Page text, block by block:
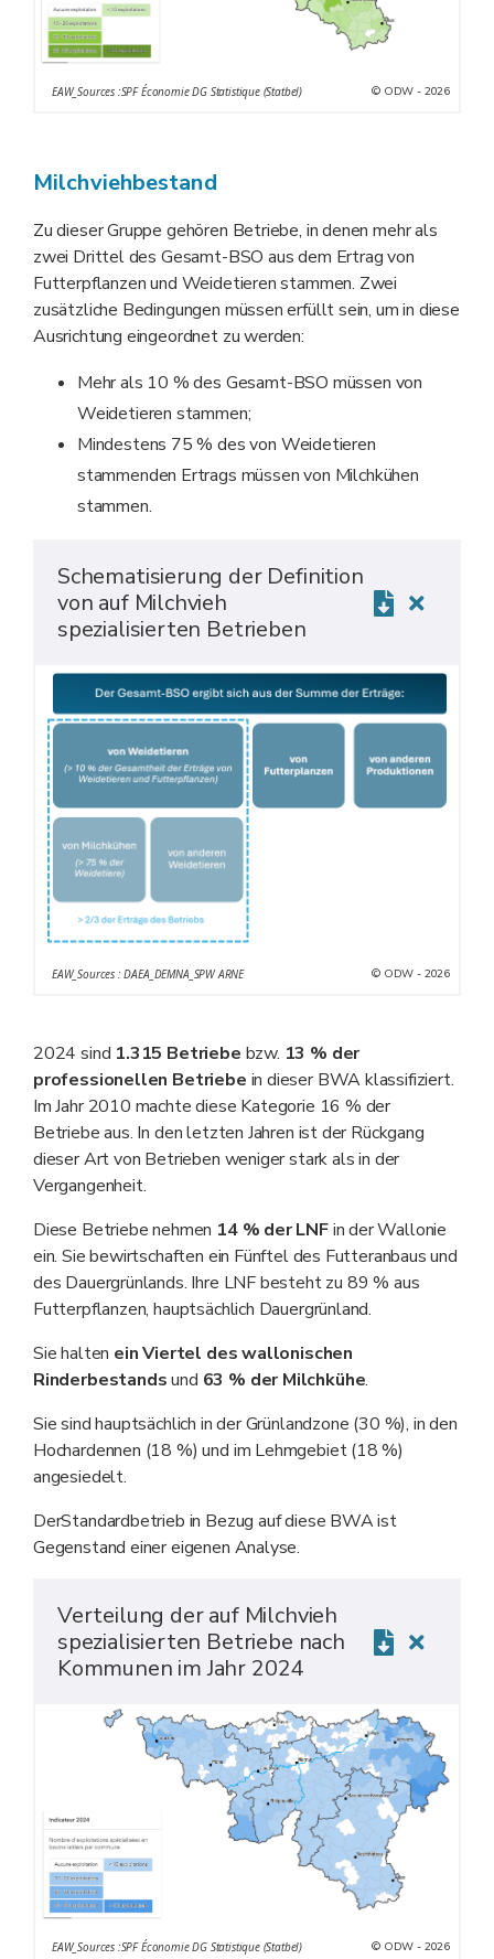
EAW_Sources :SPF Économie DG Statistique (Statbel) © ODW - 2026
Milchviehbestand
Zu dieser Gruppe gehören Betriebe, in denen mehr als
zwei Drittel des Gesamt-BSO aus dem Ertrag von
Futterpflanzen und Weidetieren stammen. Zwei
zusätzliche Bedingungen müssen erfüllt sein, um in diese
Ausrichtung eingeordnet zu werden:
Mehr als 10 % des Gesamt-BSO müssen von
Weidetieren stammen;
Mindestens 75 % des von Weidetieren
stammenden Ertrags müssen von Milchkühen
stammen.
Schematisierung der Definition
von auf Milchvieh
spezialisierten Betrieben
EAW_Sources : DAEA_DEMNA_SPW ARNE © ODW - 2026
2024 sind 1.315 Betriebe bzw. 13 % der
professionellen Betriebe in dieser BWA klassifiziert.
Im Jahr 2010 machte diese Kategorie 16 % der
Betriebe aus. In den letzten Jahren ist der Rückgang
dieser Art von Betrieben weniger stark als in der
Vergangenheit.
Diese Betriebe nehmen 14 % der LNFin der Wallonie
ein. Sie bewirtschaften ein Fünftel des Futteranbaus und
des Dauergrünlands. Ihre LNF besteht zu 89 % aus
Futterpflanzen, hauptsächlich Dauergrünland.
Sie halten ein Viertel des wallonischen
Rinderbestandsund 63 % der Milchkühe.
Sie sind hauptsächlich in der Grünlandzone (30 %), in den
Hochardennen (18 %) und im Lehmgebiet (18 %)
angesiedelt.
DerStandardbetrieb in Bezug auf diese BWA ist
Gegenstand einer eigenen Analyse.
Verteilung der auf Milchvieh
spezialisierten Betriebe nach
Kommunen im Jahr 2024
EAW_Sources :SPF Économie DG Statistique (Statbel) © ODW - 2026